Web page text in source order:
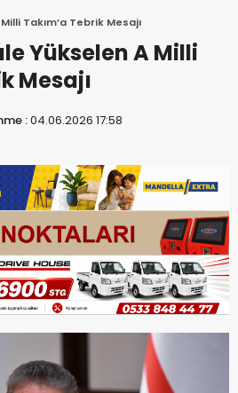
Takım’a Tebrik Mesajı
Yükselen A Milli
Mesajı
:04.06.2026 17:58